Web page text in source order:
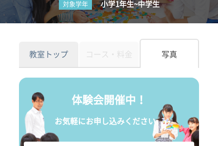
対象学年 小学1年生~中学生
教室トップ コース・料金 写真
体験会開催中！
お気軽にお申し込みください。